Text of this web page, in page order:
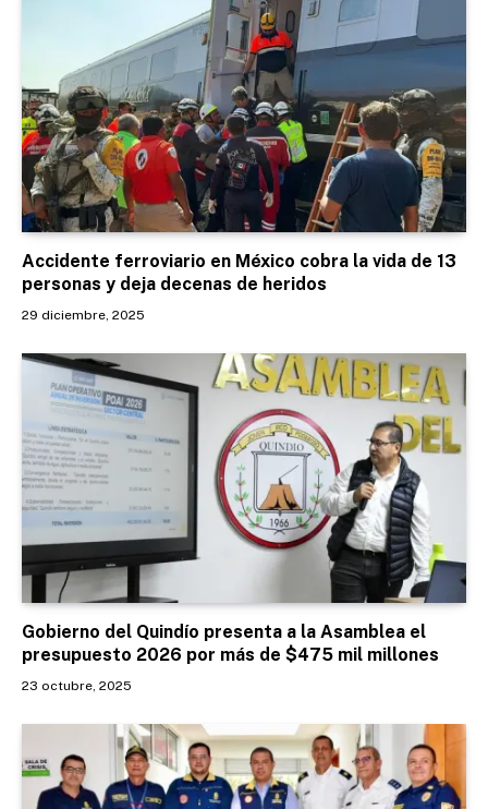
Accidente ferroviario en México cobra la vida de 13
personas y deja decenas de heridos
29 diciembre, 2025
Gobierno del Quindío presenta a la Asamblea el
presupuesto 2026 por más de $475 mil millones
23 octubre, 2025